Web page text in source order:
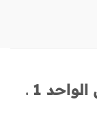
كيفية تأسيس شركة الشخص الواحد 1 ـ